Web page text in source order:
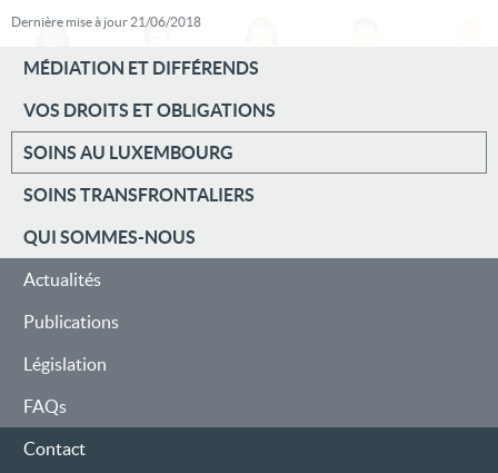
Dernière mise à jour 21/06/2018
MENU
DE
NAVIGATION
MÉDIATION ET DIFFÉRENDS
VOS DROITS ET OBLIGATIONS
SOINS AU LUXEMBOURG
SOINS TRANSFRONTALIERS
QUI SOMMES-NOUS
Actualités
Publications
Législation
FAQs
Contact